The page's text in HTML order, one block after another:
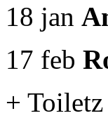
18 jan
17 feb
+ Toiletz